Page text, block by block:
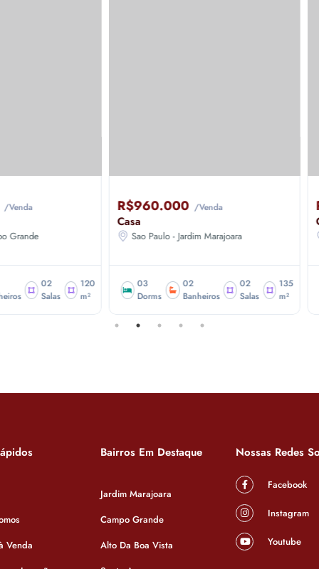
Paulo - Jardim Marajoara
02
Banheiros
135
m²
R$980.000
Sao Paulo - Jardim Marajoara
Dorms
02
Banheiros
Venda
Bairros Em Destaque
Jardim Marajoara
Campo Grande
Alto Da Boa Vista
Nossas Redes
Facebook
Instagram
Youtube